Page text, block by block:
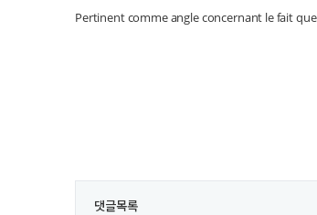
Pertinent comme angle concernant le fait
댓글목록